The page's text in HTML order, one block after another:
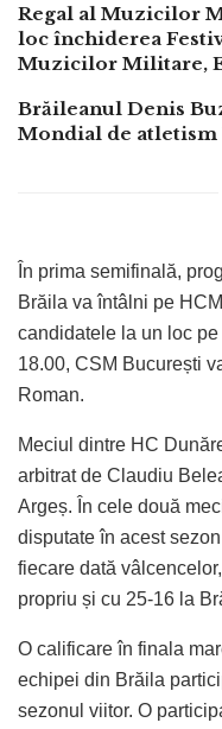
Regal al Muzicilor
loc închiderea
Muzicilor Militare,
Brăileanul Denis
Mondial de atletism
În prima semifinală,
Brăila va întâlni pe
candidatele la un loc
18.00, CSM București
Roman.
Meciul dintre HC
arbitrat de Claudiu
Argeș. În cele două
disputate în acest
fiecare dată
propriu și cu 25-16 la
O calificare în finala
echipei din Brăila
sezonul viitor. O